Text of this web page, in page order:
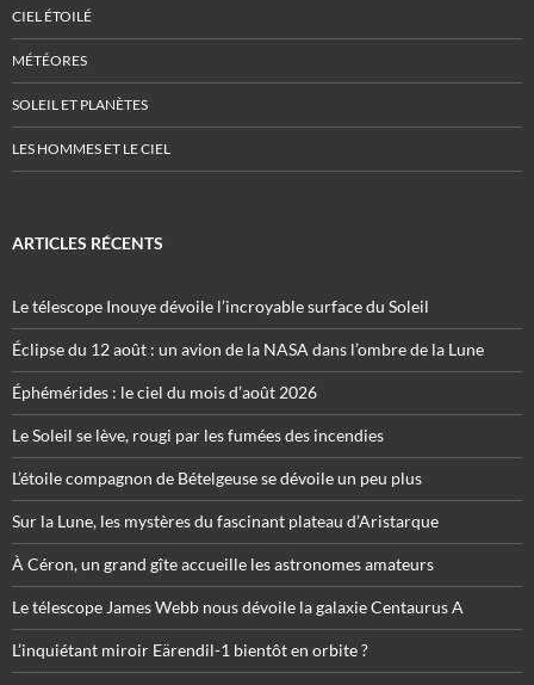
CIEL ÉTOILÉ
MÉTÉORES
SOLEIL ET PLANÈTES
LES HOMMES ET LE CIEL
ARTICLES RÉCENTS
Le télescope Inouye dévoile l’incroyable surface du Soleil
Éclipse du 12 août : un avion de la NASA dans l’ombre de la Lune
Éphémérides : le ciel du mois d’août 2026
Le Soleil se lève, rougi par les fumées des incendies
L’étoile compagnon de Bételgeuse se dévoile un peu plus
Sur la Lune, les mystères du fascinant plateau d’Aristarque
À Céron, un grand gîte accueille les astronomes amateurs
Le télescope James Webb nous dévoile la galaxie Centaurus A
L’inquiétant miroir Eärendil-1 bientôt en orbite ?